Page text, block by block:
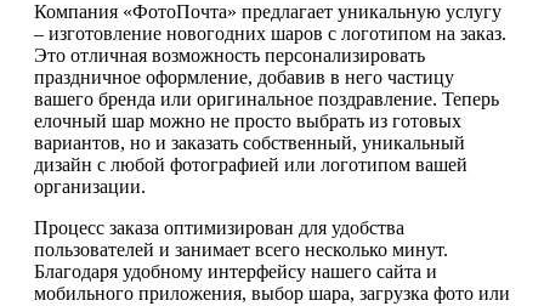
Компания «ФотоПочта» предлагает уникальную услугу
– изготовление новогодних шаров с логотипом на заказ.
Это отличная возможность персонализировать
праздничное оформление, добавив в него частицу
вашего бренда или оригинальное поздравление. Теперь
елочный шар можно не просто выбрать из готовых
вариантов, но и заказать собственный, уникальный
дизайн с любой фотографией или логотипом вашей
организации.
Процесс заказа оптимизирован для удобства
пользователей и занимает всего несколько минут.
Благодаря удобному интерфейсу нашего сайта и
мобильного приложения, выбор шара, загрузка фото или